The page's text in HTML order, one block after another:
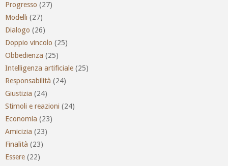
Progresso (27)
Modelli (27)
Dialogo (26)
Doppio vincolo (25)
Obbedienza (25)
Intelligenza artificiale (25)
Responsabilità (24)
Giustizia (24)
Stimoli e reazioni (24)
Economia (23)
Amicizia (23)
Finalità (23)
Essere (22)